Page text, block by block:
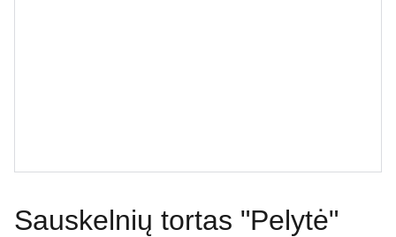
Sauskelnių tortas "Pelytė"